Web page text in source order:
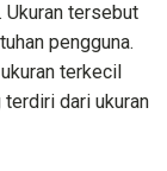
Ukuran tersebut
pengguna.
terkecil
dari ukuran